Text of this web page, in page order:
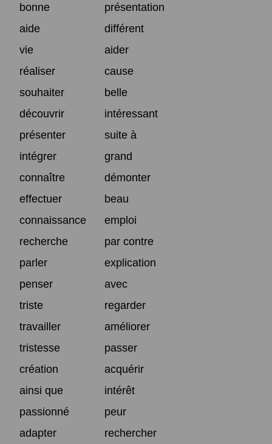
bonne
présentation
aide
différent
vie
aider
réaliser
cause
souhaiter
belle
découvrir
intéressant
présenter
suite à
intégrer
grand
connaître
démonter
effectuer
beau
connaissance
emploi
recherche
par contre
parler
explication
penser
avec
triste
regarder
travailler
améliorer
tristesse
passer
création
acquérir
ainsi que
intérêt
passionné
peur
adapter
rechercher